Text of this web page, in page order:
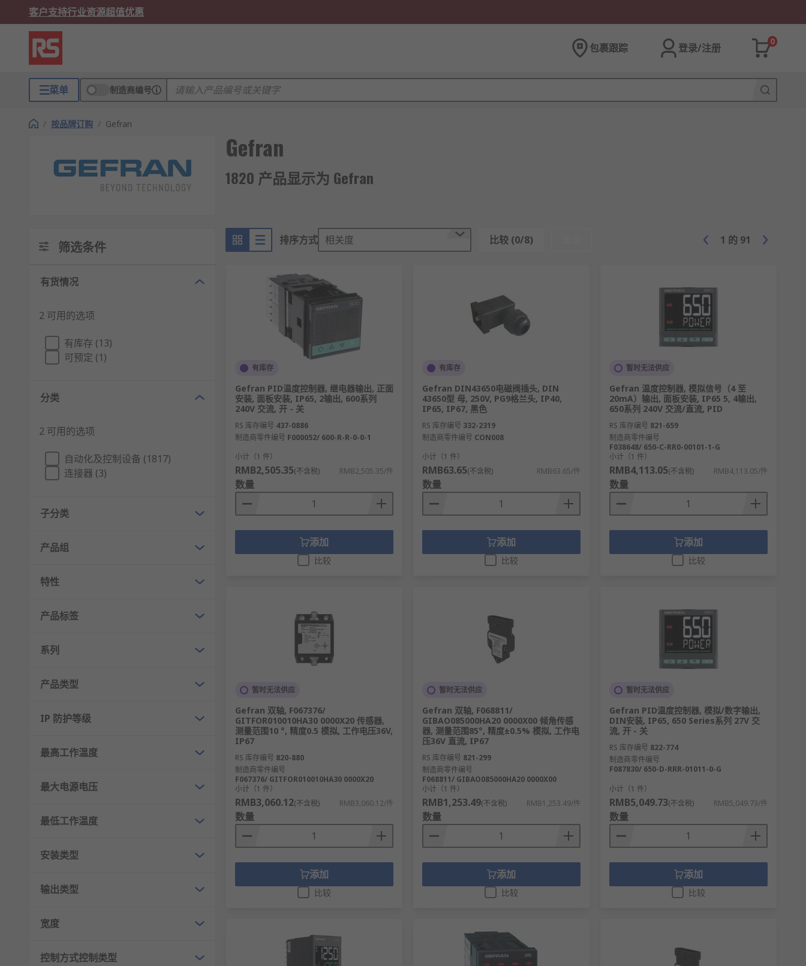
客户支持行业资源超值优惠
包裹跟踪 登录/注册
0
菜单 制造商编号
/ 按品牌订购 / Gefran
Gefran
1820 产品显示为 Gefran
筛选条件
有货情况
2 可用的选项
有库存 (13)
可预定 (1)
分类
2 可用的选项
自动化及控制设备 (1817)
连接器 (3)
子分类
产品组
特性
产品标签
系列
产品类型
IP 防护等级
最高工作温度
最大电源电压
最低工作温度
安装类型
输出类型
宽度
控制方式控制类型
排序方式 相关度 比较 (0/8) 1 的 91
有库存
Gefran PID温度控制器, 继电器输出, 正面
安装, 面板安装, IP65, 2输出, 600系列
240V 交流, 开 - 关
RS 库存编号 437-0886
制造商零件编号 F000052/ 600-R-R-0-0-1
小计（1 件）
RMB2,505.35(不含税) RMB2,505.35/件
数量
添加
比较
有库存
Gefran DIN43650电磁阀插头, DIN
43650型 母, 250V, PG9格兰头, IP40,
IP65, IP67, 黑色
RS 库存编号 332-2319
制造商零件编号 CON008
小计（1 件）
RMB63.65(不含税) RMB63.65/件
数量
添加
比较
暂时无法供应
Gefran 温度控制器, 模拟信号（4 至
20mA）输出, 面板安装, IP65 5, 4输出,
650系列 240V 交流/直流, PID
RS 库存编号 821-659
制造商零件编号
F038648/ 650-C-RR0-00101-1-G
小计（1 件）
RMB4,113.05(不含税) RMB4,113.05/件
数量
添加
比较
暂时无法供应
Gefran 双轴, F067376/
GITFOR010010HA30 0000X20 传感器,
测量范围10 °, 精度0.5 模拟, 工作电压36V,
IP67
RS 库存编号 820-880
制造商零件编号
F067376/ GITFOR010010HA30 0000X20
小计（1 件）
RMB3,060.12(不含税) RMB3,060.12/件
数量
添加
比较
暂时无法供应
Gefran 双轴, F068811/
GIBAO085000HA20 0000X00 倾角传感
器, 测量范围85°, 精度±0.5% 模拟, 工作电
压36V 直流, IP67
RS 库存编号 821-299
制造商零件编号
F068811/ GIBAO085000HA20 0000X00
小计（1 件）
RMB1,253.49(不含税) RMB1,253.49/件
数量
添加
比较
暂时无法供应
Gefran PID温度控制器, 模拟/数字输出,
DIN安装, IP65, 650 Series系列 27V 交
流, 开 - 关
RS 库存编号 822-774
制造商零件编号
F087830/ 650-D-RRR-01011-0-G
小计（1 件）
RMB5,049.73(不含税) RMB5,049.73/件
数量
添加
比较